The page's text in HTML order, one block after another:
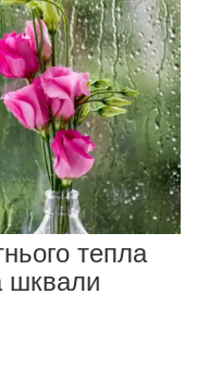
тепла
шквали